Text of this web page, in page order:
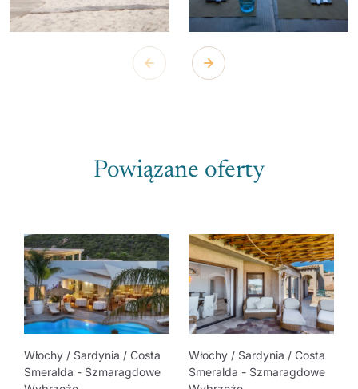
Powiązane oferty
Włochy / Sardynia / Costa
Smeralda - Szmaragdowe
Włochy / Sardynia / Costa
Smeralda - Szmaragdowe